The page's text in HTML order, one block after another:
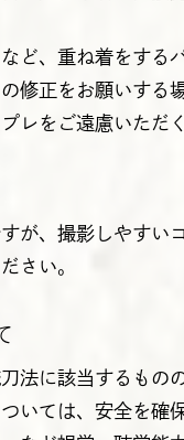
ど、重ね着をする
修正をお願いする
レをご遠慮いただ
が、撮影しやすい
さい。
法に該当するもの
いては、安全を確